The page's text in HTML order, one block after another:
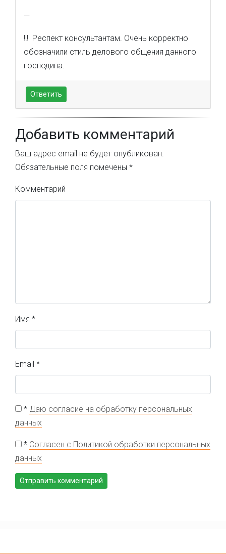
—
!!! Респект консультантам. Очень корректно
обозначили стиль делового общения данного
господина.
Ответить
Добавить комментарий
Ваш адрес email не будет опубликован.
Обязательные поля помечены *
Комментарий
Имя *
Email *
* Даю согласие на обработку персональных
данных
* Согласен с Политикой обработки персональных
данных